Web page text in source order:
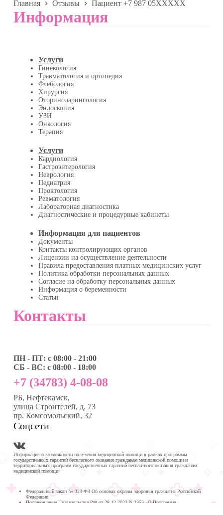
Главная Отзывы Пациент +7 987 05XXXXX
Информация
Услуги
Гинекология
Травматология и ортопедия
Флебология
Хирургия
Оториноларингология
Эндоскопия
УЗИ
Онкология
Терапия
Услуги
Кардиология
Гастроэнтерология
Неврология
Педиатрия
Проктология
Ревматология
Лабораторная диагностика
Диагностические и процедурные кабинеты
Информация для пациентов
Документы
Контакты контролирующих органов
Лицензии на осуществление деятельности
Правила предоставления платных медицинских услуг
Политика обработки персональных данных
Согласие на обработку персональных данных
Информация о беременности
Статьи
Контакты
ПН - ПТ: с 08:00 - 21:00
СБ - ВС: с 08:00 - 18:00
+7 (34783) 4-08-08
РБ, Нефтекамск,
улица Строителей, д. 73
пр. Комсомольский, 32
Соцсети
Информация о возможности получения медицинской помощи в рамках программы
государственных гарантий бесплатного оказания гражданам медицинской помощи и
территориальных программ государственных гарантий бесплатного оказания гражданам
медицинской помощи:
Федеральный закон № 323-ФЗ Об основах охраны здоровья граждан в Российской
Федерации
Постановление Правительства РФ от 28.12.2023 N 2353 «О Программе